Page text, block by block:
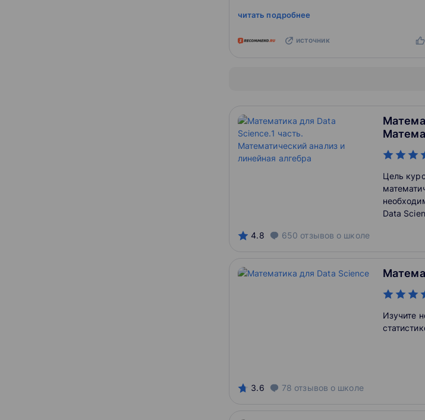
читать подробнее
источник
4.8 650 отзывов о школе
Цель
Data
3.6 78 отзывов о школе
Изучите